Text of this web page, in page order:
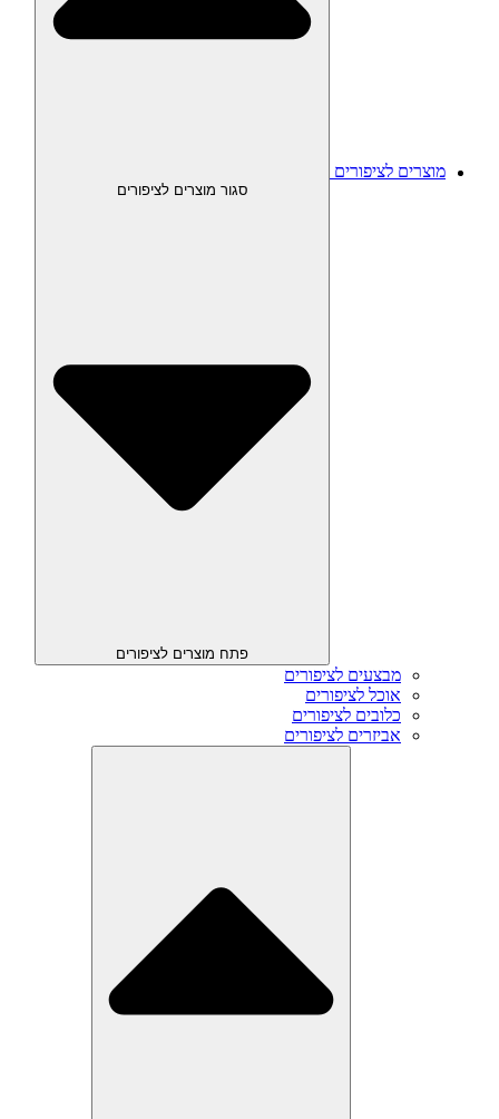
מוצרים לציפורים
סגור מוצרים לציפורים
פתח מוצרים לציפורים
מבצעים לציפורים
אוכל לציפורים
כלובים לציפורים
אביזרים לציפורים